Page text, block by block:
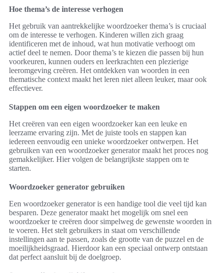
Hoe thema’s de interesse verhogen
Het gebruik van aantrekkelijke woordzoeker thema’s is cruciaal
om de interesse te verhogen. Kinderen willen zich graag
identificeren met de inhoud, wat hun motivatie verhoogt om
actief deel te nemen. Door thema’s te kiezen die passen bij hun
voorkeuren, kunnen ouders en leerkrachten een plezierige
leeromgeving creëren. Het ontdekken van woorden in een
thematische context maakt het leren niet alleen leuker, maar ook
effectiever.
Stappen om een eigen woordzoeker te maken
Het creëren van een eigen woordzoeker kan een leuke en
leerzame ervaring zijn. Met de juiste tools en stappen kan
iedereen eenvoudig een unieke woordzoeker ontwerpen. Het
gebruiken van een woordzoeker generator maakt het proces nog
gemakkelijker. Hier volgen de belangrijkste stappen om te
starten.
Woordzoeker generator gebruiken
Een woordzoeker generator is een handige tool die veel tijd kan
besparen. Deze generator maakt het mogelijk om snel een
woordzoeker te creëren door simpelweg de gewenste woorden in
te voeren. Het stelt gebruikers in staat om verschillende
instellingen aan te passen, zoals de grootte van de puzzel en de
moeilijkheidsgraad. Hierdoor kan een speciaal ontwerp ontstaan
dat perfect aansluit bij de doelgroep.